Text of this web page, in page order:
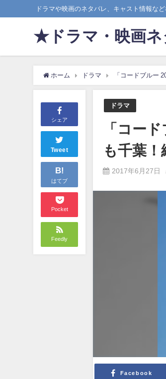
ドラマや映画のネタバレ、キャスト情報な
★ドラマ・映画
ホーム ドラマ 「コードブルー
シェア
Tweet
B!
はてブ
Pocket
Feedly
ドラマ
「コー
も千葉！
2017年6月27日
Facebook